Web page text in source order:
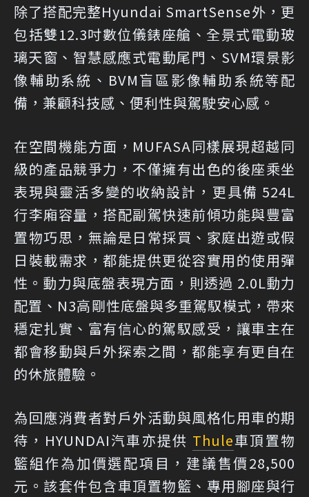
除了搭配完整Hyundai SmartSense外，更
包括雙12.3吋數位儀錶座艙、全景式電動玻
璃天窗、智慧感應式電動尾門、SVM環景影
像輔助系統、BVM盲區影像輔助系統等配
備，兼顧科技感、便利性與駕駛安心感。
在空間機能方面，MUFASA同樣展現超越同
級的產品競爭力，不僅擁有出色的後座乘坐
表現與靈活多變的收納設計，更具備 524L
行李廂容量，搭配副駕快速前傾功能與豐富
置物巧思，無論是日常採買、家庭出遊或假
日裝載需求，都能提供更從容實用的使用彈
性。動力與底盤表現方面，則透過 2.0L動力
配置、N3高剛性底盤與多重駕馭模式，帶來
穩定扎實、富有信心的駕馭感受，讓車主在
都會移動與戶外探索之間，都能享有更自在
的休旅體驗。
為回應消費者對戶外活動與風格化用車的期
待，HYUNDAI汽車亦提供 Thule車頂置物
籃組作為加價選配項目，建議售價28,500
元。該套件包含車頂置物籃、專用腳座與行